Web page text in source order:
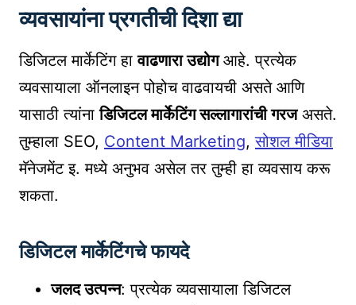
व्यवसायांना प्रगतीची दिशा द्या
डिजिटल मार्केटिंग हावाढणारा उद्योगआहे. प्रत्येक
व्यवसायाला ऑनलाइन पोहोच वाढवायची असते आणि
यासाठी त्यांनाडिजिटल मार्केटिंग सल्लागारांची गरजअसते.
तुम्हाला SEO, Content Marketing,सोशल मीडिया
मॅनेजमेंट इ. मध्ये अनुभव असेल तर तुम्ही हा व्यवसाय करू
शकता.
डिजिटल मार्केटिंगचे फायदे
जलद उत्पन्न: प्रत्येक व्यवसायाला डिजिटल